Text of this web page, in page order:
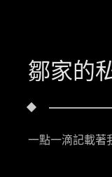
鄒家的
一點一滴記載著